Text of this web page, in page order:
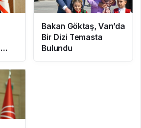
Bakan Göktaş, Van’da
Bir Dizi Temasta
Bulundu